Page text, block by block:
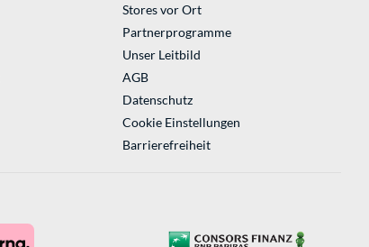
Stores vor Ort
Partnerprogramme
Unser Leitbild
AGB
Datenschutz
Cookie Einstellungen
Barrierefreiheit